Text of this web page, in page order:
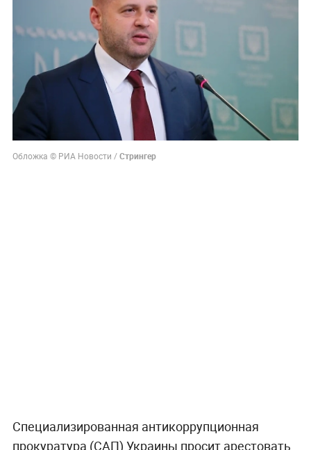
Обложка © РИА Новости /Стрингер
Специализированная антикоррупционная
прокуратура (САП) Украины просит арестовать